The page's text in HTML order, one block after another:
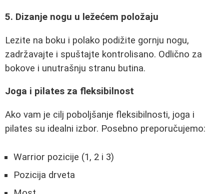
5. Dizanje nogu u ležećem položaju
Lezite na boku i polako podižite gornju nogu,
zadržavajte i spuštajte kontrolisano. Odlično za
bokove i unutrašnju stranu butina.
Joga i pilates za fleksibilnost
Ako vam je cilj poboljšanje fleksibilnosti, joga i
pilates su idealni izbor. Posebno preporučujemo:
Warrior pozicije (1, 2 i 3)
Pozicija drveta